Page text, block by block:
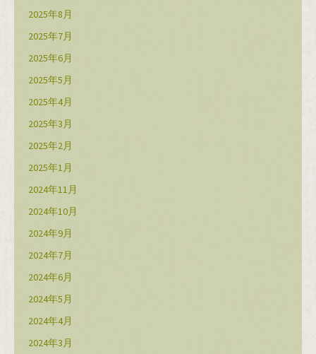
2025年8月
2025年7月
2025年6月
2025年5月
2025年4月
2025年3月
2025年2月
2025年1月
2024年11月
2024年10月
2024年9月
2024年7月
2024年6月
2024年5月
2024年4月
2024年3月